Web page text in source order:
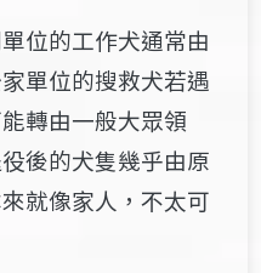
位的工作犬通常由
單位的搜救犬若遇
轉由一般大眾領
後的犬隻幾乎由原
就像家人，不太可